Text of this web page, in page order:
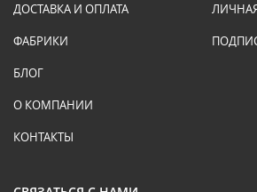
ДОСТАВКА И ОПЛАТА
ФАБРИКИ
БЛОГ
О КОМПАНИИ
КОНТАКТЫ